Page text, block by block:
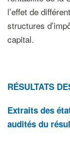
l’effet de
structures
capital.
RÉSULTATS
Extraits des
audités du